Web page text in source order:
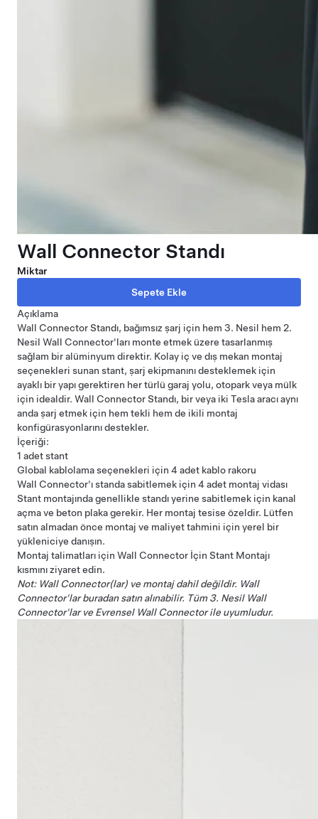
Wall Connector Standı
Miktar
Açıklama
Wall Connector Standı, bağımsız şarj için hem 3. Nesil hem 2.
Nesil Wall Connector'ları monte etmek üzere tasarlanmış
sağlam bir alüminyum direktir. Kolay iç ve dış mekan montaj
seçenekleri sunan stant, şarj ekipmanını desteklemek için
ayaklı bir yapı gerektiren her türlü garaj yolu, otopark veya mülk
için idealdir. Wall Connector Standı, bir veya iki Tesla aracı aynı
anda şarj etmek için hem tekli hem de ikili montaj
konfigürasyonlarını destekler.
İçeriği:
1 adet stant
Global kablolama seçenekleri için 4 adet kablo rakoru
Wall Connector'ı standa sabitlemek için 4 adet montaj vidası
Stant montajında genellikle standı yerine sabitlemek için kanal
açma ve beton plaka gerekir. Her montaj tesise özeldir. Lütfen
satın almadan önce montaj ve maliyet tahmini için yerel bir
yükleniciye danışın.
Montaj talimatları için Wall Connector İçin Stant Montajı
kısmını ziyaret edin.
Not: Wall Connector(lar) ve montaj dahil değildir. Wall
Connector'larburadansatın alınabilir. Tüm 3. Nesil Wall
Connector'lar ve Evrensel Wall Connector ile uyumludur.